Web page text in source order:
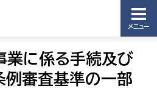
メニュー
業に係る手続及び
例審査基準の一部